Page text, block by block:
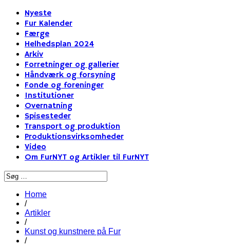
Nyeste
Fur Kalender
Færge
Helhedsplan 2024
Arkiv
Forretninger og gallerier
Håndværk og forsyning
Fonde og foreninger
Institutioner
Overnatning
Spisesteder
Transport og produktion
Produktionsvirksomheder
Video
Om FurNYT og Artikler til FurNYT
Home
/
Artikler
/
Kunst og kunstnere på Fur
/